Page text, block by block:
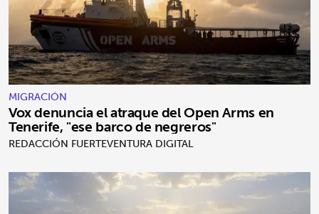
MIGRACIÓN
Vox denuncia el atraque del Open Arms en
Tenerife, "ese barco de negreros"
REDACCIÓN FUERTEVENTURA DIGITAL